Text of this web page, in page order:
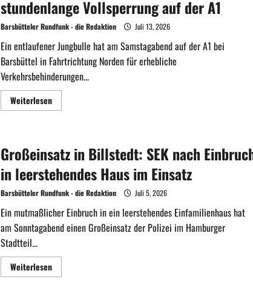
verletzt
–
Fahrer
stundenlange Vollsperrung auf der A1
Barsbütteler Rundfunk - die Redaktion Juli 13, 2026
Ein entlaufener Jungbulle hat am Samstagabend auf der A1 bei
Barsbüttel in Fahrtrichtung Norden für erhebliche
Verkehrsbehinderungen...
WeiterlesenMehr
Informationen
für
stundenlange
Vollsperrung
auf
der
A1
Großeinsatz in Billstedt: SEK nach
in leerstehendes Haus im Einsatz
Barsbütteler Rundfunk - die Redaktion Juli 5, 2026
Ein mutmaßlicher Einbruch in ein leerstehendes Einfamilienhaus hat
am Sonntagabend einen Großeinsatz der Polizei im Hamburger
Stadtteil...
WeiterlesenMehr
Informationen